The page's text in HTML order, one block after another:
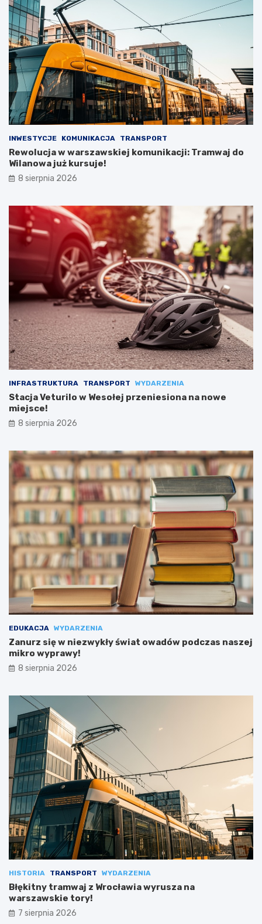
INWESTYCJE KOMUNIKACJA TRANSPORT
Rewolucja w warszawskiej komunikacji: Tramwaj do
Wilanowa już kursuje!
8 sierpnia 2026
INFRASTRUKTURA TRANSPORT WYDARZENIA
Stacja Veturilo w Wesołej przeniesiona na nowe
miejsce!
8 sierpnia 2026
EDUKACJA WYDARZENIA
Zanurz się w niezwykły świat owadów podczas naszej
mikro wyprawy!
8 sierpnia 2026
HISTORIA TRANSPORT WYDARZENIA
Błękitny tramwaj z Wrocławia wyrusza na
warszawskie tory!
7 sierpnia 2026